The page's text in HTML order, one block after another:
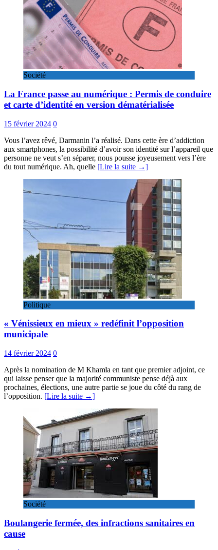
Société
La France passe au numérique : Permis de conduire
et carte d’identité en version dématérialisée
15 février 2024 0
Vous l’avez rêvé, Darmanin l’a réalisé. Dans cette ère d’addiction
aux smartphones, la possibilité d’avoir son identité sur l’appareil que
personne ne veut s’en séparer, nous pousse joyeusement vers l’ère
du tout numérique. Ah, quelle [Lire la suite →]
Politique
« Vénissieux en mieux » redéfinit l’opposition
municipale
14 février 2024 0
Après la nomination de M Khamla en tant que premier adjoint, ce
qui laisse penser que la majorité communiste pense déjà aux
prochaines, élections, une autre partie se joue du côté du rang de
l’opposition. [Lire la suite →]
Société
Boulangerie fermée, des infractions sanitaires en
cause